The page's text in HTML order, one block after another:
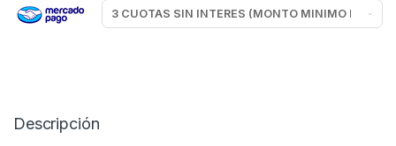
Descripción